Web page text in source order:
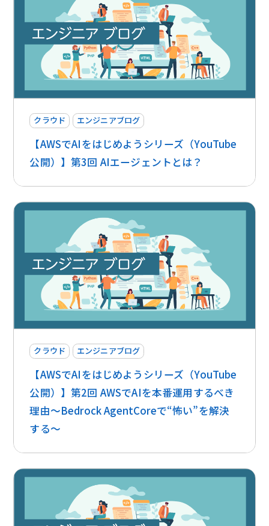
クラウド エンジニアブログ
【AWSでAIをはじめようシリーズ（YouTube
公開）】第3回 AIエージェントとは？
クラウド エンジニアブログ
【AWSでAIをはじめようシリーズ（YouTube
公開）】第2回 AWSでAIを本番運用するべき
理由〜Bedrock AgentCoreで“怖い”を解決
する〜